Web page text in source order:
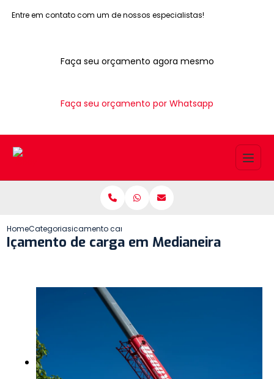
Entre em contato com um de nossos especialistas!
Faça seu orçamento agora mesmo
Faça seu orçamento por Whatsapp
HomeCategoriasicamento carga medianeira
Içamento de carga em Medianeira